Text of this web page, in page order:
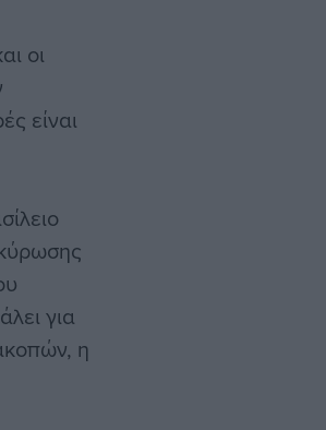
οι
είναι
για
η